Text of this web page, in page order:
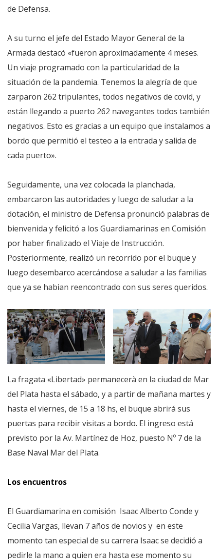
de Defensa.
A su turno el jefe del Estado Mayor General de la
Armada destacó «fueron aproximadamente 4 meses.
Un viaje programado con la particularidad de la
situación de la pandemia. Tenemos la alegría de que
zarparon 262 tripulantes, todos negativos de covid, y
están llegando a puerto 262 navegantes todos también
negativos. Esto es gracias a un equipo que instalamos a
bordo que permitió el testeo a la entrada y salida de
cada puerto».
Seguidamente, una vez colocada la planchada,
embarcaron las autoridades y luego de saludar a la
dotación, el ministro de Defensa pronunció palabras de
bienvenida y felicitó a los Guardiamarinas en Comisión
por haber finalizado el Viaje de Instrucción.
Posteriormente, realizó un recorrido por el buque y
luego desembarco acercándose a saludar a las familias
que ya se habian reencontrado con sus seres queridos.
La fragata «Libertad» permanecerà en la ciudad de Mar
del Plata hasta el sábado, y a partir de mañana martes y
hasta el viernes, de 15 a 18 hs, el buque abrirá sus
puertas para recibir visitas a bordo. El ingreso está
previsto por la Av. Martínez de Hoz, puesto Nº 7 de la
Base Naval Mar del Plata.
Los encuentros
El Guardiamarina en comisión Isaac Alberto Conde y
Cecilia Vargas, llevan 7 años de novios y en este
momento tan especial de su carrera Isaac se decidió a
pedirle la mano a quien era hasta ese momento su